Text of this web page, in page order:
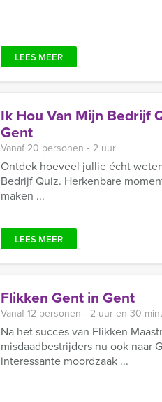
LEES MEER
Ik Hou Van Mijn Bedrijf
Gent
Vanaf 20 personen ‐ 2 uur
Ontdek hoeveel jullie écht
Bedrijf Quiz. Herkenbare
maken ...
LEES MEER
Flikken Gent in Gent
Vanaf 12 personen ‐ 2 uur en 30
Na het succes van Flikken
misdaadbestrijders nu ook naar
interessante moordzaak ...